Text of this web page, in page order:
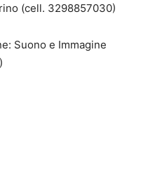
(cell. 3298857030)
Suono e Immagine